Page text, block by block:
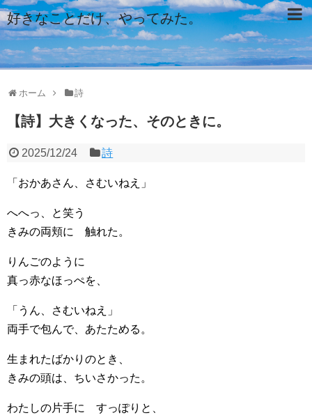
好きなことだけ、やってみた。
ホーム 詩
【詩】大きくなった、そのときに。
2025/12/24 詩
「おかあさん、さむいねえ」
へへっ、と笑う
きみの両頬に 触れた。
りんごのように
真っ赤なほっぺを、
「うん、さむいねえ」
両手で包んで、あたためる。
生まれたばかりのとき、
きみの頭は、ちいさかった。
わたしの片手に すっぽりと、